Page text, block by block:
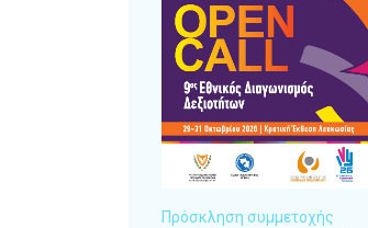
Πρόσκληση συμμετοχής